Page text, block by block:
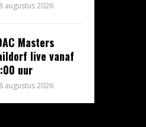
8 augustus 2026
Masters
live vanaf
uur
8 augustus 2026